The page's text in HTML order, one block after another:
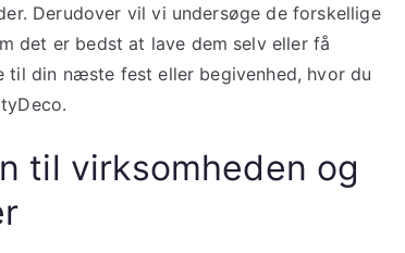
Derudover vil vi undersøge de forskellige
det er bedst at lave dem selv eller få
din næste fest eller begivenhed, hvor du
til virksomheden og